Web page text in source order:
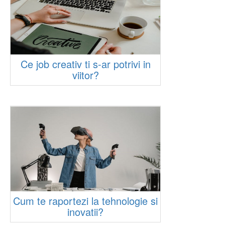
Ce job creativ ti s-ar potrivi in
viitor?
Cum te raportezi la tehnologie si
inovatii?